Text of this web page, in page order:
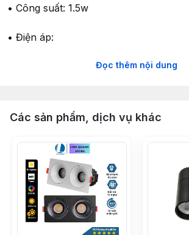
• Công suất: 1.5w
• Điện áp:
+ Input: AC100-265V 50/60Hz
• CCT: 3000k, 6500k , 4000k
• Độ hoàn màu: RA>80 75Lm/w
• Kích thước đèn:
+ Mặt đèn: Ф55mm
Đọc thêm nội dung
Các sản phẩm, dịch vụ khác